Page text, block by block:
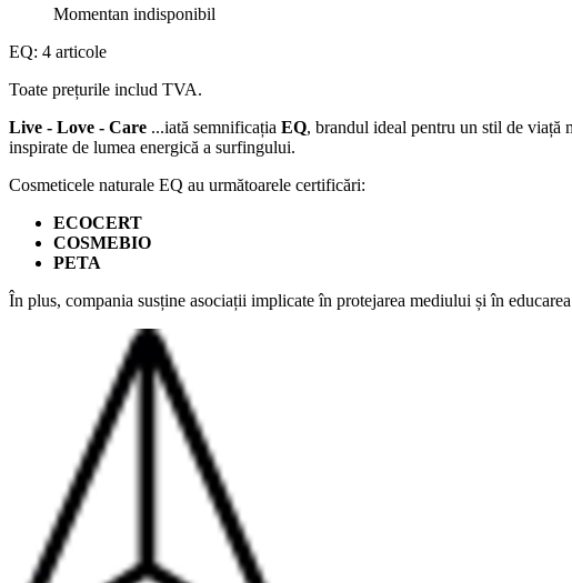
Momentan indisponibil
EQ: 4 articole
Toate prețurile includ TVA.
Live - Love - Care ...iată semnificația EQ, brandul ideal pentru un stil de viață
inspirate de lumea energică a surfingului.
Cosmeticele naturale EQ au următoarele certificări:
ECOCERT
COSMEBIO
PETA
În plus, compania susține asociații implicate în protejarea mediului și în